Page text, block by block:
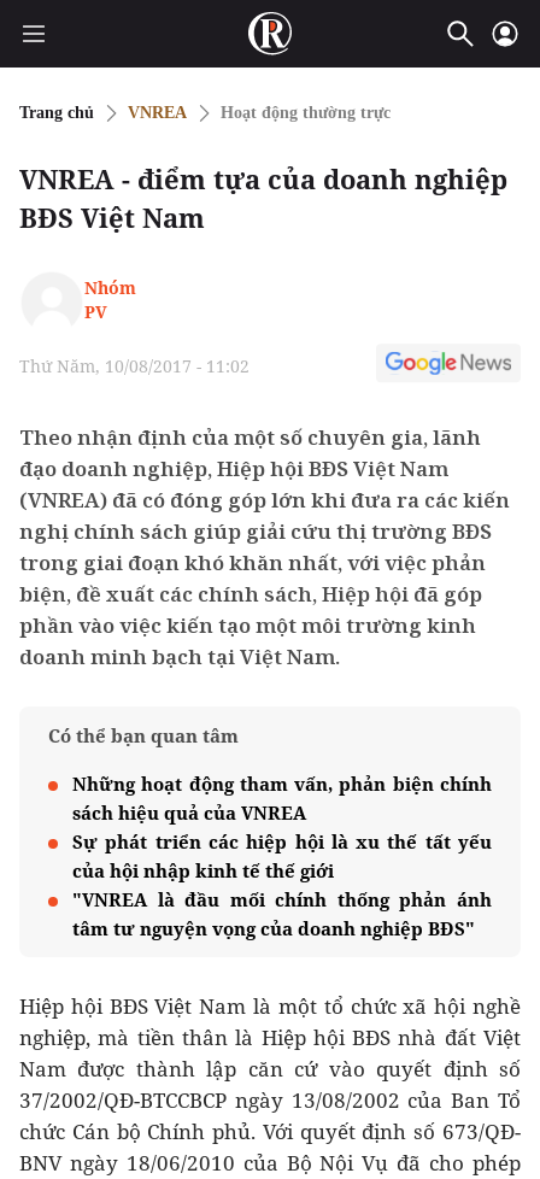
Trang chủ VNREA Hoạt động thường trực
VNREA - điểm tựa của doanh nghiệp
BĐS Việt Nam
Nhóm
PV
Thứ Năm, 10/08/2017 - 11:02
Theo nhận định của một số chuyên gia, lãnh
đạo doanh nghiệp, Hiệp hội BĐS Việt Nam
(VNREA) đã có đóng góp lớn khi đưa ra các kiến
nghị chính sách giúp giải cứu thị trường BĐS
trong giai đoạn khó khăn nhất, với việc phản
biện, đề xuất các chính sách, Hiệp hội đã góp
phần vào việc kiến tạo một môi trường kinh
doanh minh bạch tại Việt Nam.
Có thể bạn quan tâm
Những hoạt động tham vấn, phản biện chính
sách hiệu quả của VNREA
Sự phát triển các hiệp hội là xu thế tất yếu
của hội nhập kinh tế thế giới
"VNREA là đầu mối chính thống phản ánh
tâm tư nguyện vọng của doanh nghiệp BĐS"
Hiệp hội BĐS Việt Nam là một tổ chức xã hội nghề
nghiệp, mà tiền thân là Hiệp hội BĐS nhà đất Việt
Nam được thành lập căn cứ vào quyết định số
37/2002/QĐ-BTCCBCP ngày 13/08/2002 của Ban Tổ
chức Cán bộ Chính phủ. Với quyết định số 673/QĐ-
BNV ngày 18/06/2010 của Bộ Nội Vụ đã cho phép